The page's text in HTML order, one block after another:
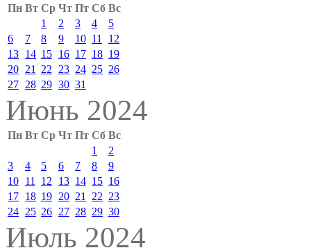
Пн Вт Ср Чт Пт Сб Вс
1
2 3 4
5
6
7 8 9 10 11
12
13 14 15 16 17 18 19
20 21 22 23 24 25 26
27 28 29 30 31
Июнь 2024
Пн Вт Ср Чт Пт Сб Вс
1
2
3
4 5 6 7 8
9
10 11 12 13 14 15 16
17 18 19 20 21 22 23
24 25 26 27 28 29 30
Июль 2024